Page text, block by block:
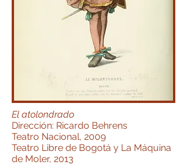
El atolondrado
Dirección: Ricardo Behrens
Teatro Nacional, 2009
Teatro Libre de Bogotá y La Máquina
de Moler, 2013